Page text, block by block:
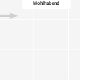
Wohlhabend